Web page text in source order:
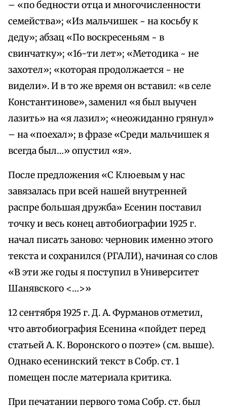
– «по бедности отца и многочисленности
семейства»; «Из мальчишек ~ на косьбу к
деду»; абзац «По воскресеньям ~ в
свинчатку»; «16-ти лет»; «Методика ~ не
захотел»; «которая продолжается ~ не
видели». И в то же время он вставил: «в селе
Константинове», заменил «я был выучен
лазить» на «я лазил»; «неожиданно грянул»
– на «поехал»; в фразе «Среди мальчишек я
всегда был…» опустил «я».
После предложения «С Клюевым у нас
завязалась при всей нашей внутренней
распре большая дружба» Есенин поставил
точку и весь конец автобиографии 1925 г.
начал писать заново: черновик именно этого
текста и сохранился (РГАЛИ), начиная со слов
«В эти же годы я поступил в Университет
Шанявского <…>»
12 сентября 1925 г. Д. А. Фурманов отметил,
что автобиография Есенина «пойдет перед
статьей А. К. Воронского о поэте» (см. выше).
Однако есенинский текст в Собр. ст. 1
помещен после материала критика.
При печатании первого тома Собр. ст. был